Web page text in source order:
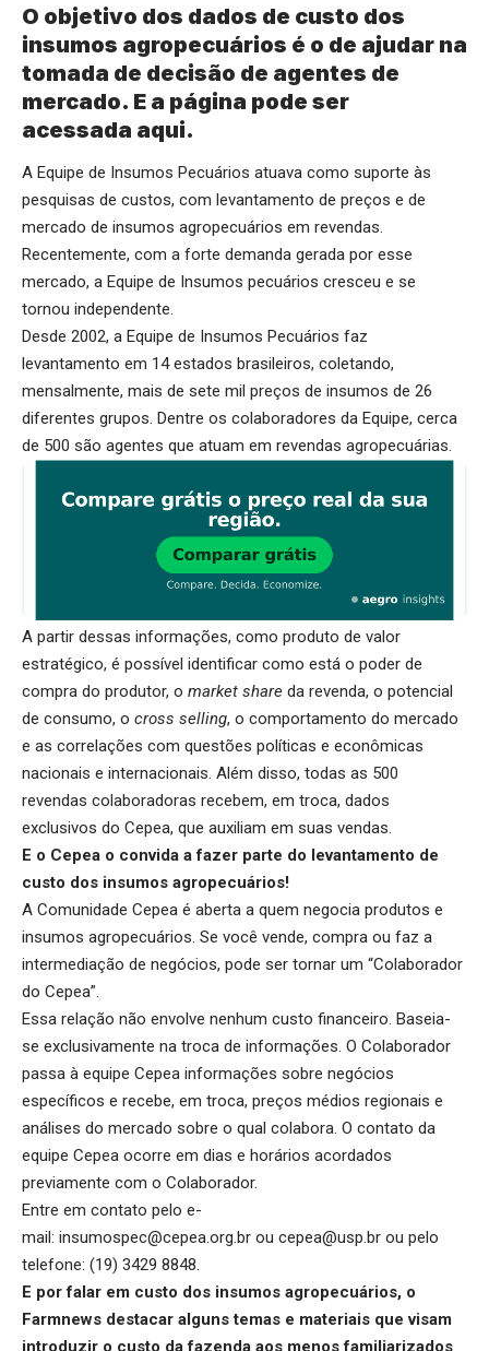
O objetivo dos dados de custo dos
insumos agropecuários é o de ajudar na
tomada de decisão de agentes de
mercado. E a página pode ser
acessada aqui.
A Equipe de Insumos Pecuários atuava como suporte às
pesquisas de custos, com levantamento de preços e de
mercado de insumos agropecuários em revendas.
Recentemente, com a forte demanda gerada por esse
mercado, a Equipe de Insumos pecuários cresceu e se
tornou independente.
Desde 2002, a Equipe de Insumos Pecuários faz
levantamento em 14 estados brasileiros, coletando,
mensalmente, mais de sete mil preços de insumos de 26
diferentes grupos. Dentre os colaboradores da Equipe, cerca
de 500 são agentes que atuam em revendas agropecuárias.
A partir dessas informações, como produto de valor
estratégico, é possível identificar como está o poder de
compra do produtor, o market share da revenda, o potencial
de consumo, o cross selling, o comportamento do mercado
e as correlações com questões políticas e econômicas
nacionais e internacionais. Além disso, todas as 500
revendas colaboradoras recebem, em troca, dados
exclusivos do Cepea, que auxiliam em suas vendas.
E o Cepea o convida a fazer parte do levantamento de
custo dos insumos agropecuários!
A Comunidade Cepea é aberta a quem negocia produtos e
insumos agropecuários. Se você vende, compra ou faz a
intermediação de negócios, pode ser tornar um “Colaborador
do Cepea”.
Essa relação não envolve nenhum custo financeiro. Baseia-
se exclusivamente na troca de informações. O Colaborador
passa à equipe Cepea informações sobre negócios
específicos e recebe, em troca, preços médios regionais e
análises do mercado sobre o qual colabora. O contato da
equipe Cepea ocorre em dias e horários acordados
previamente com o Colaborador.
Entre em contato pelo e-
mail: insumospec@cepea.org.br ou cepea@usp.br ou pelo
telefone: (19) 3429 8848.
E por falar em custo dos insumos agropecuários, o
Farmnews destacar alguns temas e materiais que visam
introduzir o custo da fazenda aos menos familiarizados